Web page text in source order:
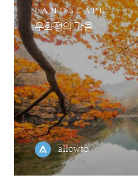
LANDSCAPE
우화정의 가을
allowto